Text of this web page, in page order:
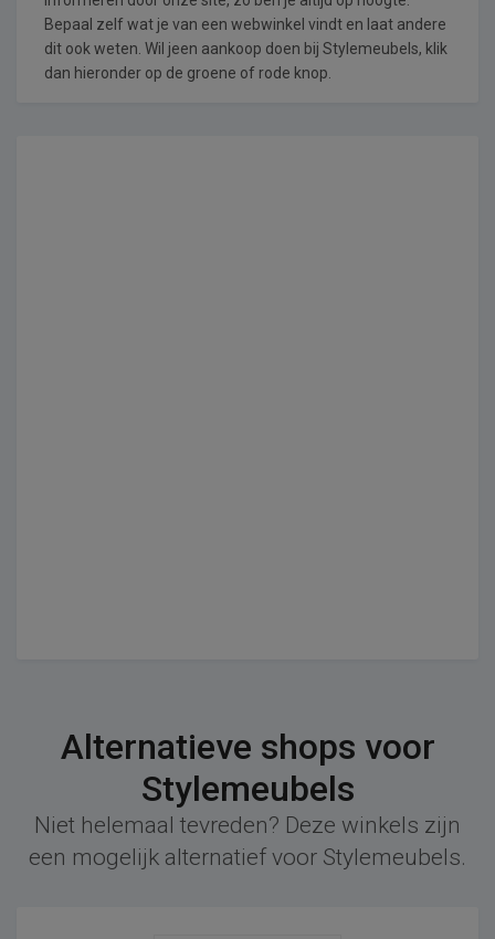
Bepaal zelf wat je van een webwinkel vindt en laat andere
dit ook weten. Wil jeen aankoop doen bij Stylemeubels, klik
dan hieronder op de groene of rode knop.
Alternatieve shops voor
Stylemeubels
Niet helemaal tevreden? Deze winkels zijn
een mogelijk alternatief voor Stylemeubels.